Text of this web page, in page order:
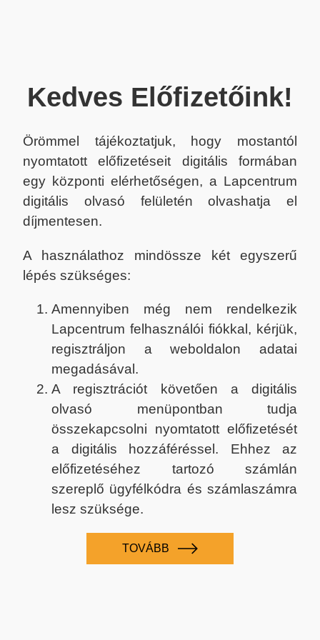
Kedves Előfizetőink!
Örömmel tájékoztatjuk, hogy mostantól
nyomtatott előfizetéseit digitális formában
egy központi elérhetőségen, a Lapcentrum
digitális olvasó felületén olvashatja el
díjmentesen.
A használathoz mindössze két egyszerű
lépés szükséges:
Amennyiben még nem rendelkezik
Lapcentrum felhasználói fiókkal, kérjük,
regisztráljon a weboldalon adatai
megadásával.
A regisztrációt követően a digitális
olvasó menüpontban tudja
összekapcsolni nyomtatott előfizetését
a digitális hozzáféréssel. Ehhez az
előfizetéséhez tartozó számlán
szereplő ügyfélkódra és számlaszámra
lesz szüksége.
TOVÁBB